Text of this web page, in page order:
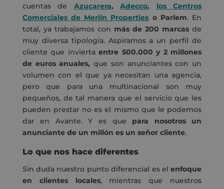
cuentas de Azucarera,Adecco, los Centros
Comerciales de Merlín Properties o Parlem. En
total, ya trabajamos con más de 200 marcas de
muy diversa tipología. Aspiramos a un perfil de
cliente que inviertaentre 500.000 y 2 millones
de euros anuales,que son anunciantes con un
volumen con el que ya necesitan una agencia,
pero que para una multinacional son muy
pequeños, de tal manera que el servicio que les
pueden prestar no es el mismo que le podemos
dar en Avante. Y es que para nosotros un
anunciante de un millón es un señor cliente.
Lo que nos hace diferentes
Sin duda nuestro punto diferencial esel enfoque
en clientes locales, mientras que nuestros